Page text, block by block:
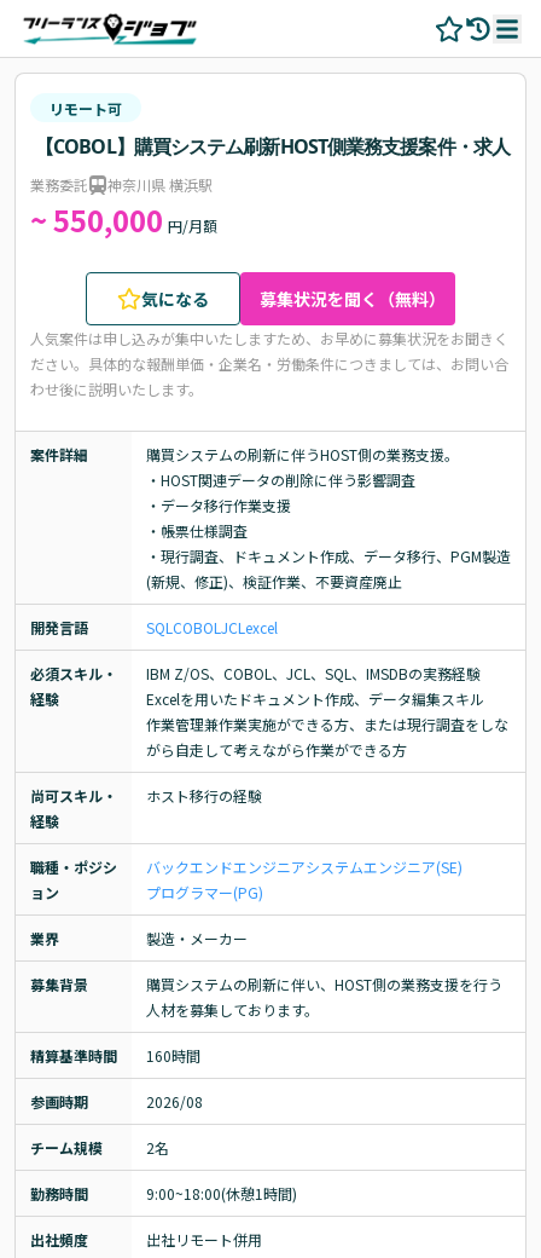
リモート可
【COBOL】購買システム刷新HOST側業務支援案件・求人
業務委託 神奈川県 横浜駅
~ 550,000 円/月額
気になる 募集状況を聞く（無料）
人気案件は申し込みが集中いたしますため、お早めに募集状況をお聞きく
ださい。 具体的な報酬単価・企業名・労働条件につきましては、お問い合
わせ後に説明いたします。
案件詳細
購買システムの刷新に伴うHOST側の業務支援。
・HOST関連データの削除に伴う影響調査
・データ移行作業支援
・帳票仕様調査
・現行調査、ドキュメント作成、データ移行、PGM製造
(新規、修正)、検証作業、不要資産廃止
開発言語 SQL COBOL JCL excel
必須スキル・
経験
IBM Z/OS、COBOL、JCL、SQL、IMSDBの実務経験
Excelを用いたドキュメント作成、データ編集スキル
作業管理兼作業実施ができる方、または現行調査をしな
がら自走して考えながら作業ができる方
尚可スキル・
経験
ホスト移行の経験
職種・ポジシ
ョン
バックエンドエンジニアシステムエンジニア(SE)
プログラマー(PG)
業界 製造・メーカー
募集背景
購買システムの刷新に伴い、HOST側の業務支援を行う
人材を募集しております。
精算基準時間 160時間
参画時期 2026/08
チーム規模 2名
勤務時間 9:00~18:00(休憩1時間)
出社頻度 出社リモート併用